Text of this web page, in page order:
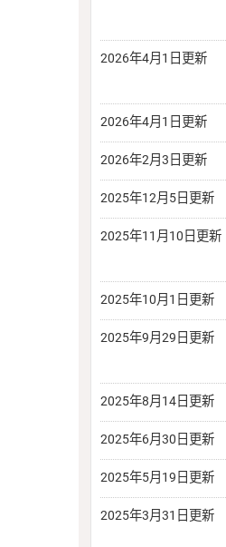
2026年4月1日更新
2026年4月1日更新
2026年2月3日更新
2025年12月5日更新
2025年11月10日更新
2025年10月1日更新
2025年9月29日更新
2025年8月14日更新
2025年6月30日更新
2025年5月19日更新
2025年3月31日更新